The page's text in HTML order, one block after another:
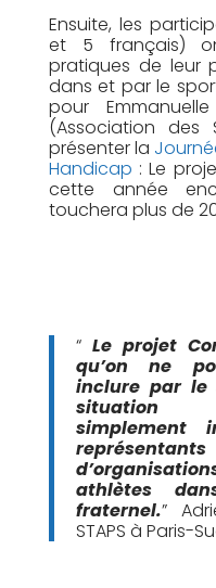
Ensuite, les
et 5 français)
pratiques de leur
dans et par le
pour Emmanuelle
(Association des
présenter la
Handicap : Le
cette année
touchera plus de
“ Le projet
qu’on ne
inclure par le
situation
simplement
athlètes
fraternel.”
STAPS à Paris-